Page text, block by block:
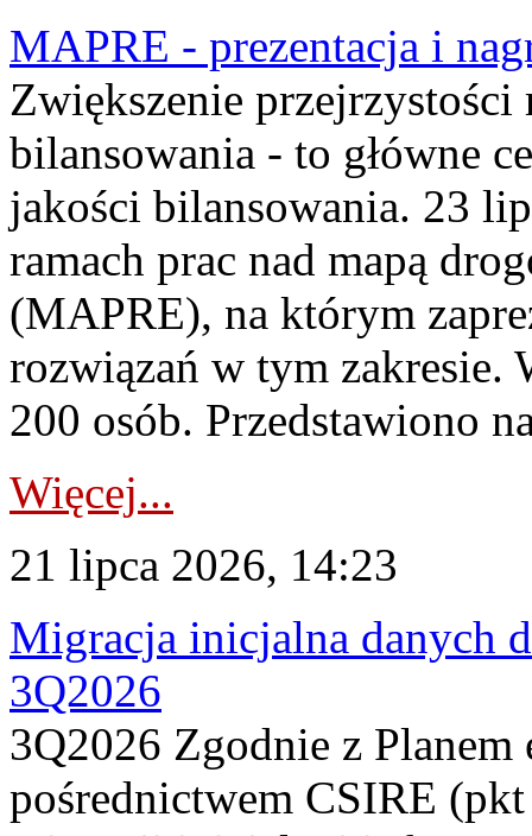
MAPRE - prezentacja i
Zwiększenie
bilansowania - to główne
jakości bilansowania. 23
ramach prac nad mapą
(MAPRE), na którym
rozwiązań w tym zakresie.
200 osób. Przedstawiono
Więcej...
21 lipca 2026, 14:23
Migracja inicjalna danych
3Q2026
3Q2026 Zgodnie z
pośrednictwem CSIRE